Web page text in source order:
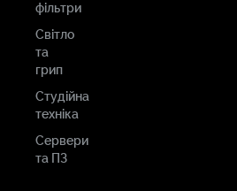
фільтри
Світло
та
грип
Студійна
техніка
Сервери
та ПЗ